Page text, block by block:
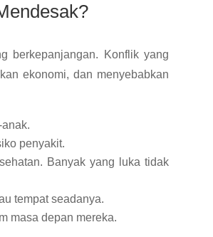
berkepanjangan. Konflik yang
ekonomi, dan menyebabkan
penyakit.
Banyak yang luka tidak
tempat seadanya.
masa depan mereka.